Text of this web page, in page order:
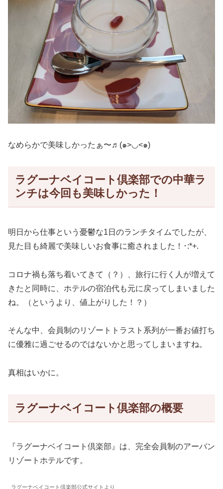
なめらかで美味しかったぁ〜♬(๑>◡<๑)
ラグーナベイコート倶楽部での中華ラ
ンチは今回も美味しかった！
明日から仕事という憂鬱な1日のランチタイムでしたが、
見た目も綺麗で美味しいお食事に癒されました！･:*+.
コロナ禍も落ち着いてきて（？）、旅行に行く人が増えて
きたと同時に、ホテルの宿泊代も元に戻ってしまいました
ね。（というより、値上がりした！？）
そんな中、会員制のリゾートトラスト系列が一番お値打ち
に優雅に過ごせるのではないかと思ってしまいますね。
真相はいかに。
ラグーナベイコート倶楽部の概要
『ラグーナベイコート倶楽部』は、完全会員制のアーバン
リゾートホテルです。
ラグーナベイコート倶楽部公式サイトより